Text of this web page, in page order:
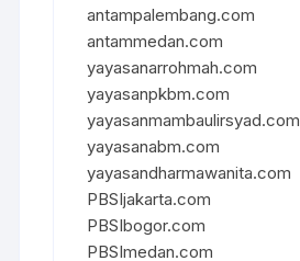
antampalembang.com
antammedan.com
yayasanarrohmah.com
yayasanpkbm.com
yayasanmambaulirsyad.com
yayasanabm.com
yayasandharmawanita.com
PBSIjakarta.com
PBSIbogor.com
PBSImedan.com